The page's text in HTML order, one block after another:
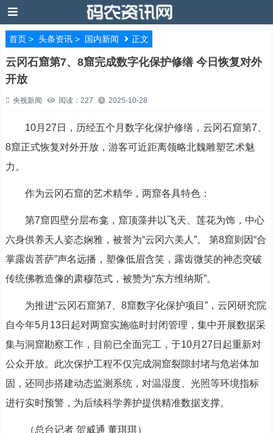
首页> 头条资讯> 国内新闻 正文
云冈石窟第7、8窟完成数字化保护修缮 今日恢复对外
开放
央视新闻 阅读：227 2025-10-28
10月27日，历经五个月数字化保护修缮，云冈石窟第7、
8窟正式恢复对外开放，游客可近距离领略北魏雕塑艺术魅
力。
作为云冈石窟的艺术精华，两窟各具特色：
第7窟四壁分层布龛，窟顶藻井以飞天、莲花为饰，中心
六身供养天人姿态娴雅，被誉为“云冈六美人”。 第8窟则因“合
掌露齿菩萨”声名远播，塑像低眉含笑，露齿微笑的神态突破
传统佛教造像的肃穆范式，被赞为“东方维纳斯”。
为推进“云冈石窟第7、8窟数字化保护项目”，云冈研究院
自今年5月13日起对两窟实施临时封闭管理，集中开展数据采
集与洞窟勘察工作，目前已全面完工，于10月27日起重新对
公众开放。此次保护工程不仅完成洞窟裂隙封堵与危岩体加
固，还同步搭建动态监测系统，对温湿度、光照等环境指标
进行实时预警，为后续科学养护提供精准数据支撑。
（总台记者 贺威通 董琪琪）